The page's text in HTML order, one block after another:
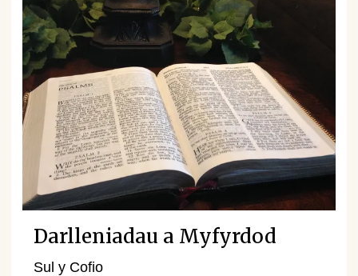
Darlleniadau a Myfyrdod
Sul y Cofio